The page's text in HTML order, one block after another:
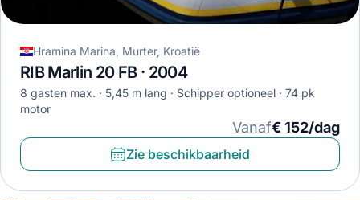
Hramina Marina, Murter, Kroatië
RIB Marlin 20 FB · 2004
8 gasten max. 5,45 m lang Schipper optioneel
74 pk
motor
Vanaf€ 152/dag
Zie beschikbaarheid